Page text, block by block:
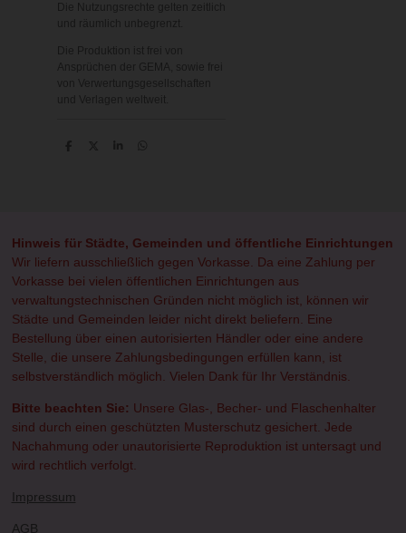
Die Nutzungsrechte gelten zeitlich
und räumlich unbegrenzt.
Die Produktion ist frei von
Ansprüchen der GEMA, sowie frei
von Verwertungsgesellschaften
und Verlagen weltweit.
T
T
T
Hinweis für Städte, Gemeinden und öffentliche Einrichtungen
Wir liefern ausschließlich gegen Vorkasse. Da eine Zahlung per
Vorkasse bei vielen öffentlichen Einrichtungen aus
verwaltungstechnischen Gründen nicht möglich ist, können wir
Städte und Gemeinden leider nicht direkt beliefern. Eine
Bestellung über einen autorisierten Händler oder eine andere
Stelle, die unsere Zahlungsbedingungen erfüllen kann, ist
selbstverständlich möglich. Vielen Dank für Ihr Verständnis.
Bitte beachten Sie: Unsere Glas-, Becher- und Flaschenhalter
sind durch einen geschützten Musterschutz gesichert. Jede
Nachahmung oder unautorisierte Reproduktion ist untersagt und
wird rechtlich verfolgt.
Impressum
AGB